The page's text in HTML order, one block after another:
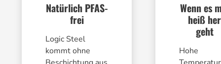
Natürlich PFAS-
frei
Logic Steel
kommt ohne
Wenn es
heiß her
geht
Hohe